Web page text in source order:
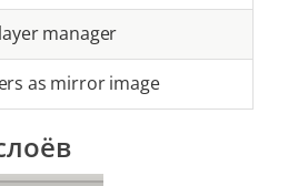
manager
as mirror image